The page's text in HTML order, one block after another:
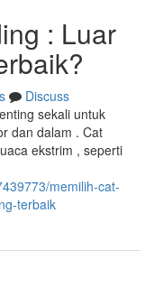
: Luar
Discuss
sekali untuk
dan dalam . Cat
ekstrim , seperti
memilih-cat-
terbaik